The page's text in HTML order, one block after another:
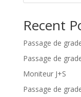
Recent
Passage de
Passage de
Moniteur J+S
Passage de